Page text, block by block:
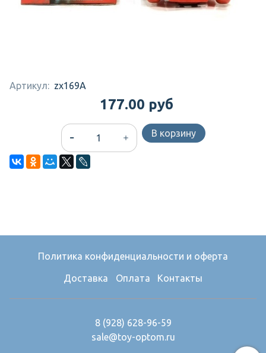
Артикул: zx169A
177.00 руб
В корзину
Политика конфиденциальности и оферта
Доставка Оплата Контакты
8 (928) 628-96-59
sale@toy-optom.ru